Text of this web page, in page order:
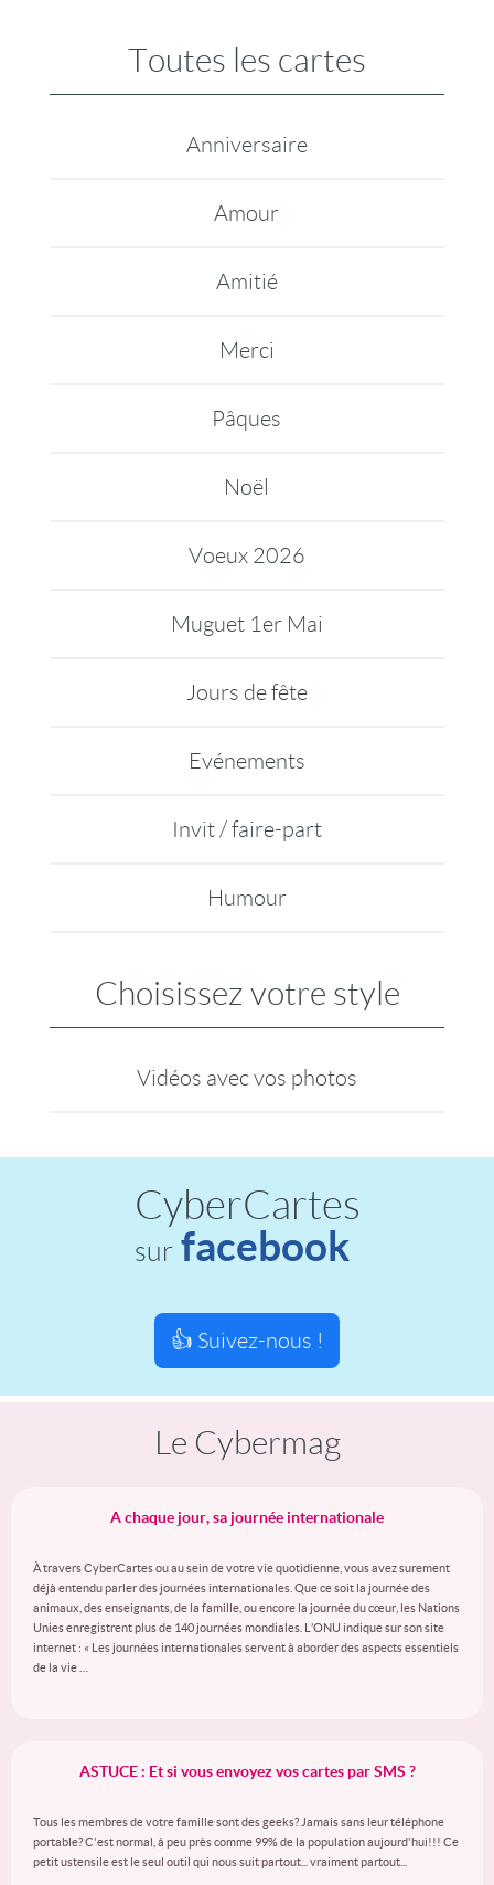
Toutes les cartes
Anniversaire
Amour
Amitié
Merci
Pâques
Noël
Voeux 2026
Muguet 1er Mai
Jours de fête
Evénements
Invit / faire-part
Humour
Choisissez votre style
Vidéos avec vos photos
CyberCartes
sur facebook
👍 Suivez-nous !
Le Cybermag
A chaque jour, sa journée internationale
À travers CyberCartes ou au sein de votre vie quotidienne, vous avez surement
déjà entendu parler des journées internationales. Que ce soit la journée des
animaux, des enseignants, de la famille, ou encore la journée du cœur, les Nations
Unies enregistrent plus de 140 journées mondiales. L’ONU indique sur son site
internet : « Les journées internationales servent à aborder des aspects essentiels
de la vie …
ASTUCE : Et si vous envoyez vos cartes par SMS ?
Tous les membres de votre famille sont des geeks? Jamais sans leur téléphone
portable? C'est normal, à peu près comme 99% de la population aujourd'hui!!! Ce
petit ustensile est le seul outil qui nous suit partout... vraiment partout...